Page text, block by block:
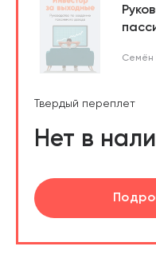
Семён
Твердый переплет
Нет в